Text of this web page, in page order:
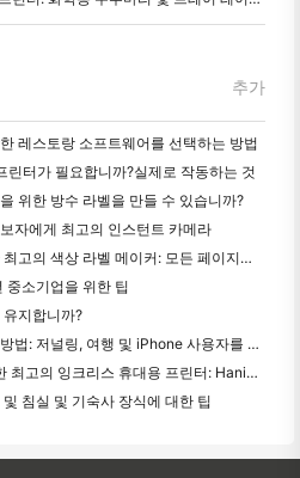
추가
레스토랑 소프트웨어를 선택하는 방법
린터가 필요합니까?실제로 작동하는 것
위한 방수 라벨을 만들 수 있습니까?
자에게 최고의 인스턴트 카메라
저널링 및 스크래프 부킹을 위한 최고의 색상 라벨 메이커: 모든 페이지에 더 많은 색상을 추가
중소기업을 위한 팁
지합니까?
주머니 사진 프린터를 선택하는 방법: 저널링, 여행 및 iPhone 사용자를 위한 완전한 가이드
여행, 학교 및 모바일 작업을 위한 최고의 잉크리스 휴대용 프린터: Hanin MT620 Pro 리뷰
침실 및 기숙사 장식에 대한 팁